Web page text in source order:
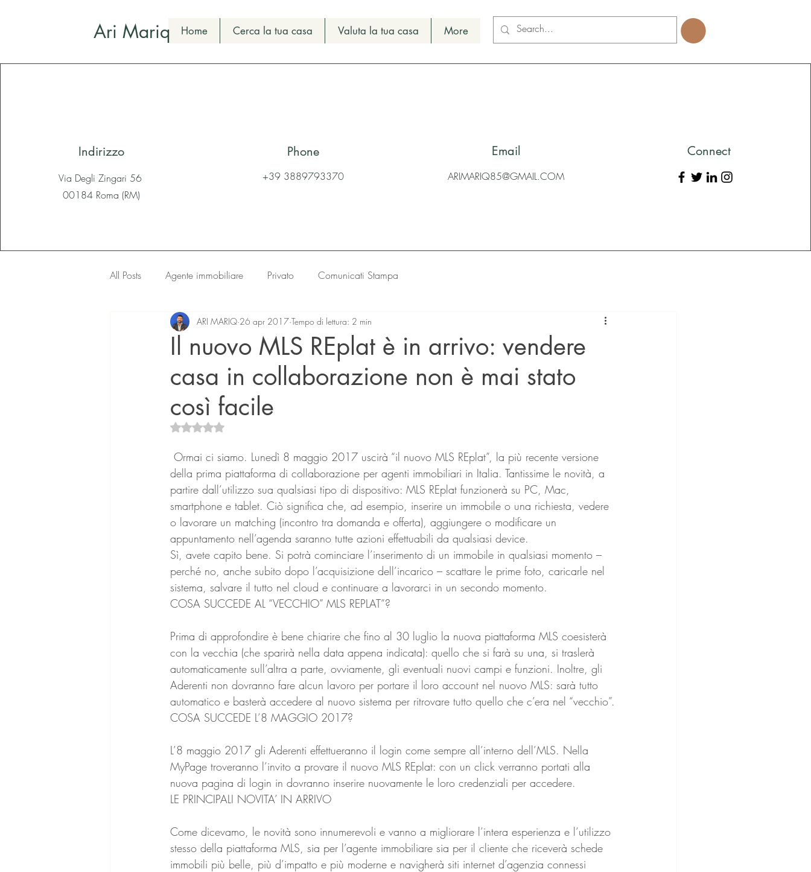
Ari Mariq Home Cerca la tua casa Valuta la tua casa More
Indirizzo
Via Degli Zingari 56
00184 Roma (RM)
Phone
+39 3889793370
Email
ARIMARIQ85@GMAIL.COM
Connect
All Posts Agente immobiliare Privato Comunicati Stampa
Il nuovo MLS REplat è in arrivo: vendere
casa in collaborazione non è mai stato
così facile
ARI MARIQ 26 apr 2017 Tempo di lettura: 2 min
Valutazione NaN stelle su 5.
della prima piattaforma di collaborazione per agenti immobiliari in Italia. Tantissime le novità, a
partire dall’utilizzo sua qualsiasi tipo di dispositivo: MLS REplat funzionerà su PC, Mac,
smartphone e tablet. Ciò significa che, ad esempio, inserire un immobile o una richiesta, vedere
o lavorare un matching (incontro tra domanda e offerta), aggiungere o modificare un
appuntamento nell’agenda saranno tutte azioni effettuabili da qualsiasi device.
Sì, avete capito bene. Si potrà cominciare l’inserimento di un immobile in qualsiasi momento –
perché no, anche subito dopo l’acquisizione dell’incarico – scattare le prime foto, caricarle nel
sistema, salvare il tutto nel cloud e continuare a lavorarci in un secondo momento.
COSA SUCCEDE AL “VECCHIO” MLS REPLAT”?
Prima di approfondire è bene chiarire che fino al 30 luglio la nuova piattaforma MLS coesisterà
con la vecchia (che sparirà nella data appena indicata): quello che si farà su una, si traslerà
automaticamente sull’altra a parte, ovviamente, gli eventuali nuovi campi e funzioni. Inoltre, gli
Aderenti non dovranno fare alcun lavoro per portare il loro account nel nuovo MLS: sarà tutto
automatico e basterà accedere al nuovo sistema per ritrovare tutto quello che c’era nel “vecchio”.
COSA SUCCEDE L’8 MAGGIO 2017?
L’8 maggio 2017 gli Aderenti effettueranno il login come sempre all’interno dell’MLS. Nella
MyPage troveranno l’invito a provare il nuovo MLS REplat: con un click verranno portati alla
nuova pagina di login in dovranno inserire nuovamente le loro credenziali per accedere.
LE PRINCIPALI NOVITA’ IN ARRIVO
Come dicevamo, le novità sono innumerevoli e vanno a migliorare l’intera esperienza e l’utilizzo
stesso della piattaforma MLS, sia per l’agente immobiliare sia per il cliente che riceverà schede
immobili più belle, più d’impatto e più moderne e navigherà siti internet d’agenzia connessi